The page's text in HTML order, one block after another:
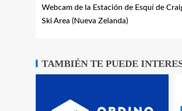
Webcam de la Estación de Esquí de
Ski Area (Nueva Zelanda)
TAMBIÉN TE PUEDE